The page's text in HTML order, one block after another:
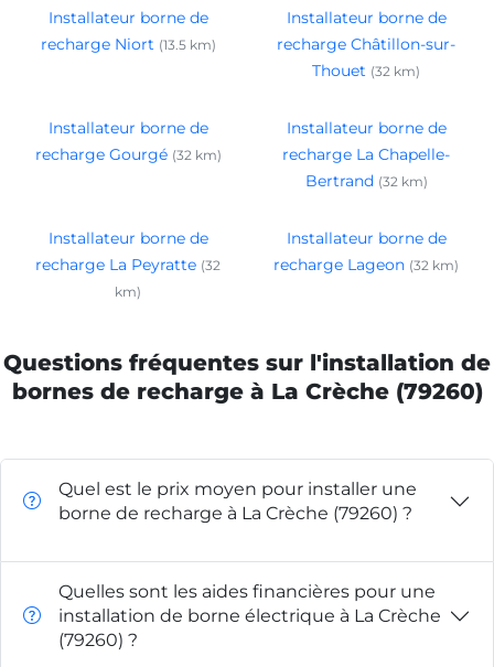
Installateur borne de
recharge Niort (13.5 km)
Installateur borne de
recharge Châtillon-sur-
Thouet (32 km)
Installateur borne de
recharge Gourgé (32 km)
Installateur borne de
recharge La Chapelle-
Bertrand (32 km)
Installateur borne de
recharge La Peyratte (32
km)
Installateur borne de
recharge Lageon (32 km)
Questions fréquentes sur l'installation de
bornes de recharge à La Crèche (79260)
Quel est le prix moyen pour installer une
borne de recharge à La Crèche (79260) ?
Quelles sont les aides financières pour une
installation de borne électrique à La Crèche
(79260) ?